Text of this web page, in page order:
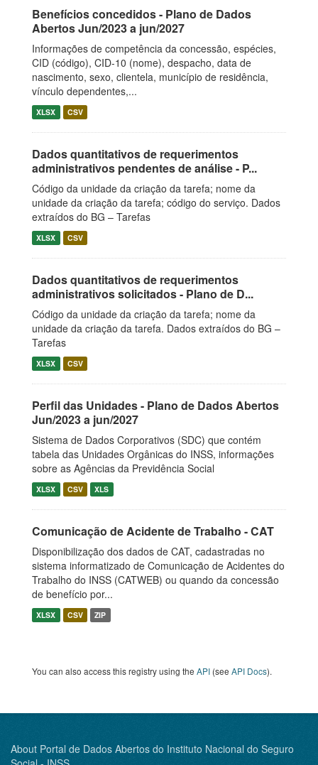
Benefícios concedidos - Plano de Dados
Abertos Jun/2023 a jun/2027
Informações de competência da concessão, espécies,
CID (código), CID-10 (nome), despacho, data de
nascimento, sexo, clientela, município de residência,
vínculo dependentes,...
XLSX CSV
Dados quantitativos de requerimentos
administrativos pendentes de análise - P...
Código da unidade da criação da tarefa; nome da
unidade da criação da tarefa; código do serviço. Dados
extraídos do BG – Tarefas
XLSX CSV
Dados quantitativos de requerimentos
administrativos solicitados - Plano de D...
Código da unidade da criação da tarefa; nome da
unidade da criação da tarefa. Dados extraídos do BG –
Tarefas
XLSX CSV
Perfil das Unidades - Plano de Dados Abertos
Jun/2023 a jun/2027
Sistema de Dados Corporativos (SDC) que contém
tabela das Unidades Orgânicas do INSS, informações
sobre as Agências da Previdência Social
XLSX CSV XLS
Comunicação de Acidente de Trabalho - CAT
Disponibilização dos dados de CAT, cadastradas no
sistema informatizado de Comunicação de Acidentes do
Trabalho do INSS (CATWEB) ou quando da concessão
de benefício por...
XLSX CSV ZIP
You can also access this registry using the API (see API Docs).
About Portal de Dados Abertos do Instituto Nacional do Seguro